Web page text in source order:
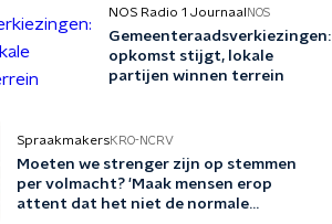
NOS Radio 1 Journaal NOS
Gemeenteraadsverkiezingen:
opkomst stijgt, lokale
partijen winnen terrein
SpraakmakersKRO-NCRV
Moeten we strenger zijn op stemmen
per volmacht? 'Maak mensen erop
attent dat het niet de normale